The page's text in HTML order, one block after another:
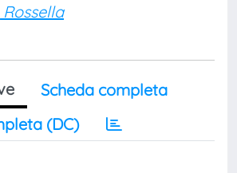
Rossella
Scheda completa
(DC)